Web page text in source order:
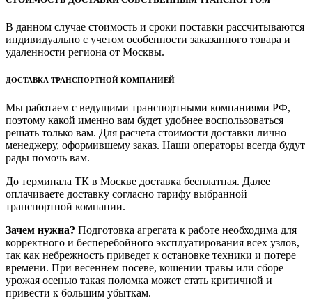
В данном случае стоимость и сроки поставки рассчитываются
индивидуально с учетом особенности заказанного товара и
удаленности региона от Москвы.
ДОСТАВКА ТРАНСПОРТНОЙ КОМПАНИЕЙ
Мы работаем с ведущими транспортными компаниями РФ,
поэтому какой именно вам будет удобнее воспользоваться
решать только вам. Для расчета стоимости доставки лично
менеджеру, оформившему заказ. Наши операторы всегда будут
рады помочь вам.
До терминала ТК в Москве доставка бесплатная. Далее
оплачиваете доставку согласно тарифу выбранной
транспортной компании.
Зачем нужна? Подготовка агрегата к работе необходима для
корректного и бесперебойного эксплуатирования всех узлов,
так как небрежность приведет к остановке техники и потере
времени. При весеннем посеве, кошении травы или сборе
урожая осенью такая поломка может стать критичной и
привести к большим убыткам.